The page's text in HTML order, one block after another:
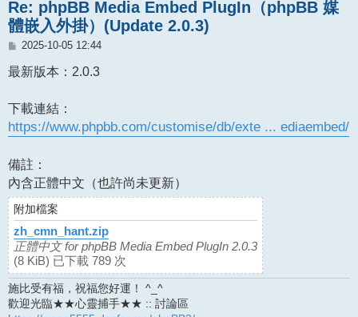
Re: phpBB Media Embed PlugIn（phpBB 媒
體嵌入外掛）(Update 2.0.3)
文
2025-10-05 12:44
最新版本：2.0.3
下載連結：
https://www.phpbb.com/customise/db/exte ... ediaembed/
備註：
內含正體中文（也許尚未更新）
附加檔案
zh_cmn_hant.zip
正體中文 for phpBB Media Embed PlugIn 2.0.3
(8 KiB) 已下載 789 次
施比受有福，祝福您好運！ ^_^
歡迎光臨★★心靈捕手★★ :: 討論區